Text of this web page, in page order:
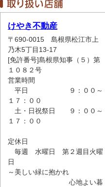
けやき不動産
〒690-0015 島根県松江市上
乃木5丁目13-17
[免許番号]島根県知事（５）第
１０８２号
営業時間
平日 ９：００～
１７：００
土・日祝祭日 ９：００～
１７：００
定休日
毎週 水曜日 第２週目火曜
日
～美しい緑に抱かれ
心地よい暮